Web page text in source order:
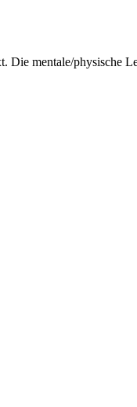
Die mentale/physische